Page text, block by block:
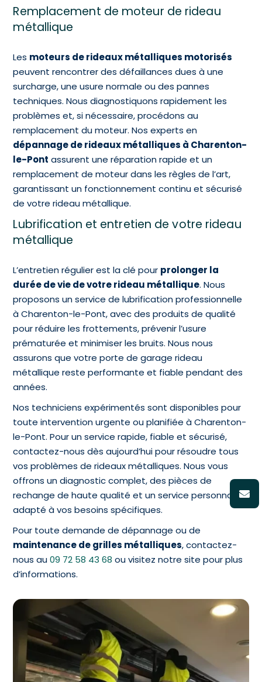
Remplacement de moteur de rideau
métallique
Les moteurs de rideaux métalliques motorisés
peuvent rencontrer des défaillances dues à une
surcharge, une usure normale ou des pannes
techniques. Nous diagnostiquons rapidement les
problèmes et, si nécessaire, procédons au
remplacement du moteur. Nos experts en
dépannage de rideaux métalliques à Charenton-
le-Pont assurent une réparation rapide et un
remplacement de moteur dans les règles de l’art,
garantissant un fonctionnement continu et sécurisé
de votre rideau métallique.
Lubrification et entretien de votre rideau
métallique
L’entretien régulier est la clé pour prolonger la
durée de vie de votre rideau métallique. Nous
proposons un service de lubrification professionnelle
à Charenton-le-Pont, avec des produits de qualité
pour réduire les frottements, prévenir l’usure
prématurée et minimiser les bruits. Nous nous
assurons que votreporte de garage rideau
métallique reste performante et fiable pendant des
années.
Nos techniciens expérimentés sont disponibles pour
toute intervention urgente ou planifiée à Charenton-
le-Pont. Pour un service rapide, fiable et sécurisé,
contactez-nous dès aujourd’hui pour résoudre tous
vos problèmes de rideaux métalliques. Nous vous
offrons un diagnostic complet, des pièces de
rechange de haute qualité et un service personnalisé
adapté à vos besoins spécifiques.
Pour toute demande de dépannage ou de
maintenance de grilles métalliques, contactez-
nous au09 72 58 43 68 ou visitez notre site pour plus
d’informations.